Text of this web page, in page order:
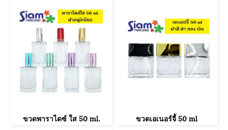
ขวดพาราไดซ์ ใส 50 ml. ขวดเอเนอร์จี้ 50 ml